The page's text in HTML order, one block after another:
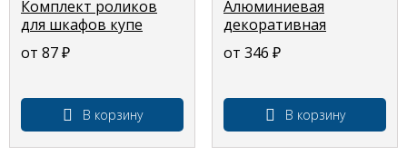
Комплект роликов
для шкафов купе
от 87₽
В корзину
Алюминиевая
декоративная
защелка «П22» для
изготовления
горизонтов, для
радиусных шкафов
купе 3м
от 346 ₽
В корзину